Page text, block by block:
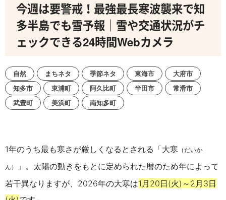
今週は要警戒！最強最長寒波襲来で知
多半島でも雪予報｜雪や交通状況がチ
ェックできる24時間Webカメラ
自然 まちネタ 季節ネタ 東海市
大府市
知多市
東浦町 阿久比町 半田市
常滑市
武豊町
美浜町 南知多町
1年のうち最も寒さが厳しくなるとされる「大寒 （だいか
ん）
」。太陽の動きをもとに定められた暦のため年によって
若干異なりますが、2026年の大寒は1月20日(火)～2月3日